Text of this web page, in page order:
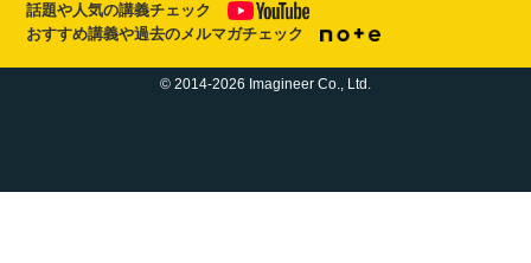
話題や人気の講義チェック
おすすめ講義や過去のメルマガチェック
© 2014-2026 Imagineer Co., Ltd.